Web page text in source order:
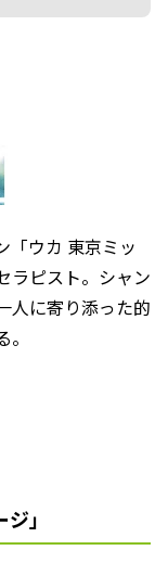
「ウカ 東京ミッ
ラピスト。シャン
人に寄り添った的
」